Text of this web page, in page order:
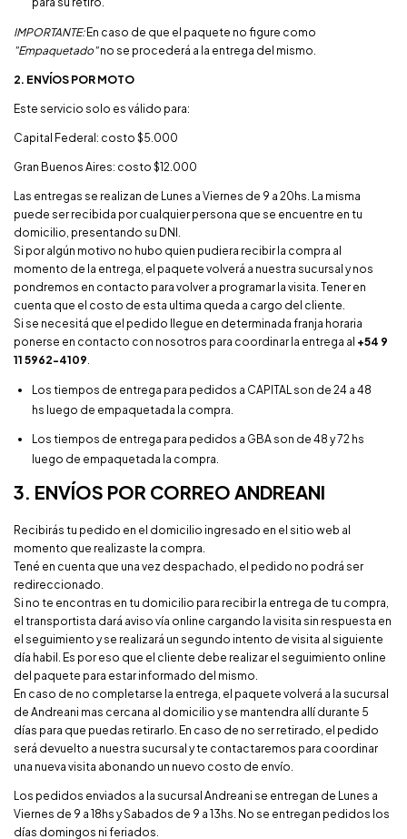
IMPORTANTE:En caso de que el paquete no figure como
"Empaquetado"no se procederá a la entrega del mismo.
2. ENVÍOS POR MOTO
Este servicio solo es válido para:
Capital Federal: costo $5.000
Gran Buenos Aires: costo $12.000
Las entregas se realizan de Lunes a Viernes de 9 a 20hs. La misma
puede ser recibida por cualquier persona que se encuentre en tu
domicilio, presentando su DNI.
Si por algún motivo no hubo quien pudiera recibir la compra al
momento de la entrega, el paquete volverá a nuestra sucursal y nos
pondremos en contacto para volver a programar la visita. Tener en
cuenta que el costo de esta ultima queda a cargo del cliente.
Si se necesitá que el pedido llegue en determinada franja horaria
ponerse en contacto con nosotros para coordinar la entrega al +54 9
11 5962-4109.
Los tiempos de entrega para pedidos a CAPITAL son de 24 a 48
hs luego de empaquetada la compra.
Los tiempos de entrega para pedidos a GBA son de 48 y 72 hs
luego de empaquetada la compra.
3. ENVÍOS POR CORREO ANDREANI
Recibirás tu pedido en el domicilio ingresado en el sitio web al
momento que realizaste la compra.
Tené en cuenta que una vez despachado, el pedido no podrá ser
redireccionado.
Si no te encontras en tu domicilio para recibir la entrega de tu compra,
el transportista dará aviso vía online cargando la visita sin respuesta en
el seguimiento y se realizará un segundo intento de visita al siguiente
día habil. Es por eso que el cliente debe realizar el seguimiento online
del paquete para estar informado del mismo.
En caso de no completarse la entrega, el paquete volverá a la sucursal
de Andreani mas cercana al domicilio y se mantendra allí durante 5
días para que puedas retirarlo. En caso de no ser retirado, el pedido
será devuelto a nuestra sucursal y te contactaremos para coordinar
una nueva visita abonando un nuevo costo de envío.
Los pedidos enviados a la sucursal Andreani se entregan de Lunes a
Viernes de 9 a 18hs y Sabados de 9 a 13hs. No se entregan pedidos los
días domingos ni feriados.